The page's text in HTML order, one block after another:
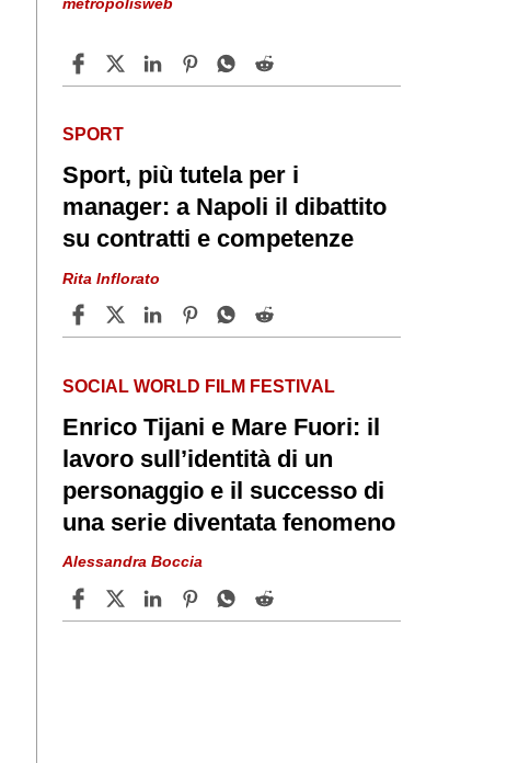
SPORT
Sport, più tutela per i
manager: a Napoli il dibattito
su contratti e competenze
Rita Inflorato
SOCIAL WORLD FILM FESTIVAL
Enrico Tijani e Mare Fuori: il
lavoro sull’identità di un
personaggio e il successo di
una serie diventata fenomeno
Alessandra Boccia